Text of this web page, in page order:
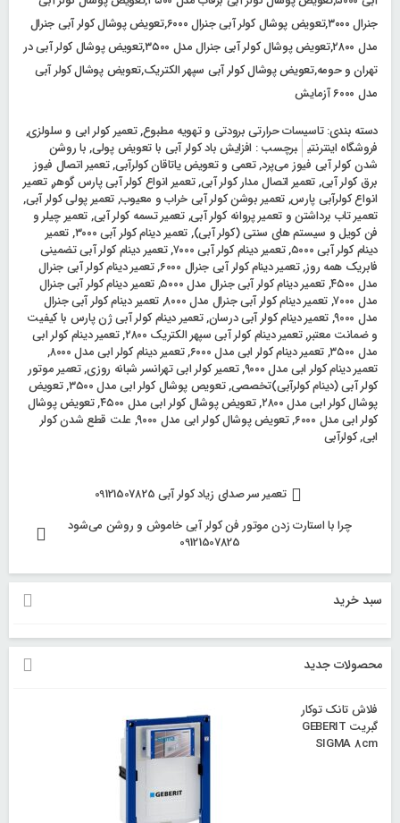
جنرال ۳۰۰۰,تعویض پوشال کولر آبی جنرال ۶۰۰۰,تعویض پوشال کولر آبی جنرال
مدل ۲۸۰۰,تعویض پوشال کولر آبی جنرال مدل ۳۵۰۰,تعویض پوشال کولر آبی در
تهران و حومه,تعویض پوشال کولر آبی سپهر الکتریک,تعویض پوشال کولر آبی
مدل ۶۰۰۰ آزمایش
دسته بندی:تاسیسات حرارتی برودتی و تهویه مطبوع,تعمیر کولر ابی و سلولزی,
فروشگاه اینترنتی برچسب : افزایش باد کولر آبی با تعویض پولی,با روشن
شدن کولر آبی فیوز می‌پرد,تعمی و تعویض یاتاقان کولرآبی,تعمیر اتصال فیوز
برق کولر آبی,تعمیر اتصال مدار کولر آبی,تعمیر انواع کولر آبی پارس گوهر,تعمیر
انواع کولرآبی پارس,تعمیر بوشن کولر آبی خراب و معیوب,تعمیر پولی کولر آبی,
تعمیر تاب برداشتن و تعمیر پروانه کولر آبی,تعمیر تسمه کولر آبی,تعمیر چیلر و
فن کویل و سیستم های سنتی (کولر آبی),تعمیر دینام کولر آبی ۳۰۰۰ ,تعمیر
دینام کولر آبی ۵۰۰۰
,تعمیر دینام کولر آبی ۷۰۰۰ ,تعمیر دینام کولر آبی تضمینی
فابریک همه روز,تعمیر دینام کولر آبی جنرال ۶۰۰۰ ,تعمیر دینام کولر آبی جنرال
مدل ۴۵۰۰
,تعمیر دینام کولر آبی جنرال مدل ۵۰۰۰ ,تعمیر دینام کولر آبی جنرال
مدل ۷۰۰۰
,تعمیر دینام کولر آبی جنرال مدل ۸۰۰۰ ,تعمیر دینام کولر آبی جنرال
مدل ۹۰۰۰
,تعمیر دینام کولر آبی درسان,تعمیر دینام کولر آبی ژن پارس با کیفیت
و ضمانت معتبر,تعمیر دینام کولر آبی سپهر الکتریک ۲۸۰۰ ,تعمیر دینام کولر ابی
مدل ۳۵۰۰
,تعمیر دینام کولر ابی مدل ۶۰۰۰ ,تعمیر دینام کولر ابی مدل ۸۰۰۰
,
تعمیر دینام کولر ابی مدل ۹۰۰۰
,تعمیر کولر ابی تهرانسر شبانه روزی,تعمیر موتور
کولر آبی (دینام کولرآبی)تخصصی,تعویص پوشال کولر ابی مدل ۳۵۰۰ ,تعویض
پوشال کولر ابی مدل ۲۸۰۰
,تعویض پوشال کولر ابی مدل ۴۵۰۰ ,تعویض پوشال
کولر ابی مدل ۶۰۰۰
,تعویض پوشال کولر ابی مدل ۹۰۰۰ , علت قطع شدن کولر
ابی,کولرآبی
نوشته‌ها
تعمیر سر صدای زیاد کولر آبی 09121507825
چرا با استارت زدن موتور فن کولر آبی خاموش و روشن می‌شود
09121507825
سبد خرید
محصولات جدید
فلاش تانک توکار
گبریت GEBERIT
SIGMA 8cm